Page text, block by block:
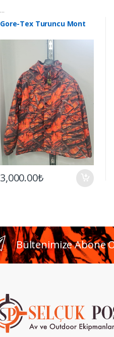
...
Gore-Tex Turuncu Mont
3,000.00₺
Bültenimize Abone